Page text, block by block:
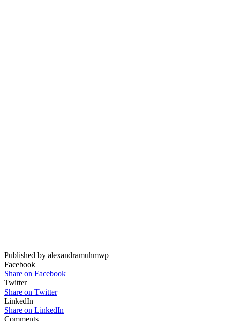
Published by alexandramuhmwp
Facebook
Share on Facebook
Twitter
Share on Twitter
LinkedIn
Share on LinkedIn
Comments